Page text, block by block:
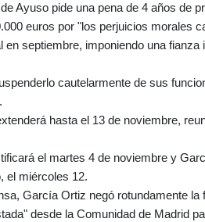
Ayuso pide una pena de 4 años de
euros por "los perjuicios morales
en septiembre, imponiendo una
cautelarmente de sus
hasta el 13 de noviembre,
el martes 4 de noviembre y
el miércoles 12.
García Ortiz negó rotundamente
desde la Comunidad de Madrid